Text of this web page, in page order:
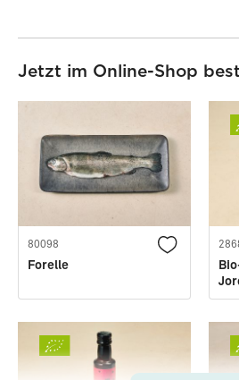
Jetzt im Online-Shop
80098
Forelle